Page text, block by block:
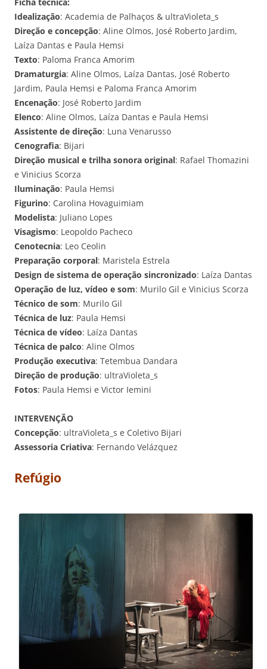
Idealização: Academia de Palhaços & ultraVioleta_s
Direção e concepção: Aline Olmos, José Roberto Jardim,
Laíza Dantas e Paula Hemsi
Texto: Paloma Franca Amorim
Dramaturgia: Aline Olmos, Laíza Dantas, José Roberto
Jardim, Paula Hemsi e Paloma Franca Amorim
Encenação: José Roberto Jardim
Elenco: Aline Olmos, Laíza Dantas e Paula Hemsi
Assistente de direção: Luna Venarusso
Cenografia: Bijari
Direção musical e trilha sonora original: Rafael Thomazini
e Vinicius Scorza
Iluminação: Paula Hemsi
Figurino: Carolina Hovaguimiam
Modelista: Juliano Lopes
Visagismo: Leopoldo Pacheco
Cenotecnia: Leo Ceolin
Preparação corporal: Maristela Estrela
Design de sistema de operação sincronizado: Laíza Dantas
Operação de luz, vídeo e som: Murilo Gil e Vinicius Scorza
Técnico de som: Murilo Gil
Técnica de luz: Paula Hemsi
Técnica de vídeo: Laíza Dantas
Técnica de palco: Aline Olmos
Produção executiva: Tetembua Dandara
Direção de produção: ultraVioleta_s
Fotos: Paula Hemsi e Victor Iemini
INTERVENÇÃO
Concepção: ultraVioleta_s e Coletivo Bijari
Assessoria Criativa: Fernando Velázquez
Refúgio